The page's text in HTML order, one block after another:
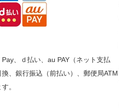
、ｄ払い、au PAY（ネット支払
、銀行振込（前払い）、郵便局ATM
。